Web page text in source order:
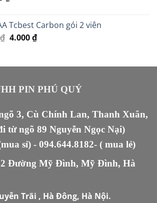
Tcbest Carbon gói 2 viên
₫ Giá
8.000 ₫.
4.000₫Giá
là:
PIN PHÚ QUÝ
3, Cù Chính Lan, Thanh Xuân,
từ ngõ 89 Nguyễn Ngọc Nại)
sỉ) - 094.644.8182- ( mua lẻ)
Đường Mỹ Đình, Mỹ Đình, Hà
Trãi , Hà Đông, Hà Nội.